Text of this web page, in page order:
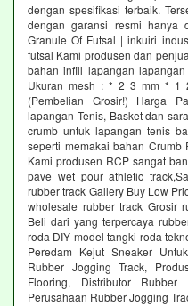
dengan spesifikasi terbaik.
dengan garansi resmi hanya
Granule Of Futsal | inkuiri
futsal Kami produsen dan
bahan infill lapangan
Ukuran mesh : * 2 3 mm * 1
(Pembelian Grosir!) Harga
lapangan Tenis, Basket dan
crumb untuk lapangan tenis
seperti memakai bahan Crumb
Kami produsen RCP sangat
pave wet pour athletic
rubber track Gallery Buy Low
wholesale rubber track Grosir
Beli dari yang terpercaya
roda DIY model tangki roda
Peredam Kejut Sneaker
Rubber Jogging Track,
Flooring, Distributor Rubber
Perusahaan Rubber Jogging